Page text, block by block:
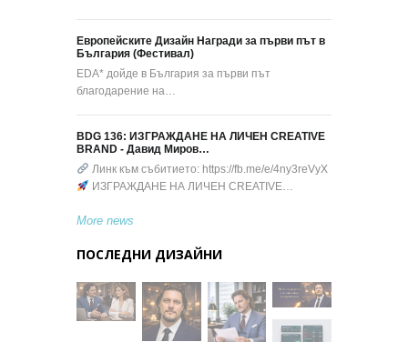
Европейските Дизайн Награди за първи път в
България (Фестивал)
EDA* дойде в България за първи път
благодарение на…
BDG 136: ИЗГРАЖДАНЕ НА ЛИЧЕН CREATIVE
BRAND - Давид Миров…
Линк към събитието: https://fb.me/e/4ny3reVyX
ИЗГРАЖДАНЕ НА ЛИЧЕН CREATIVE…
More news
ПОСЛЕДНИ ДИЗАЙНИ